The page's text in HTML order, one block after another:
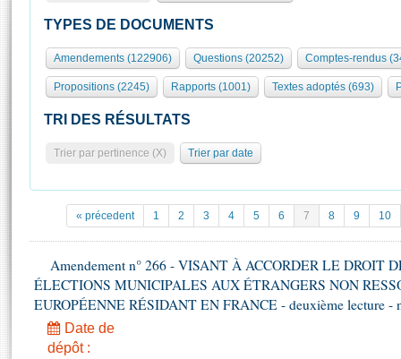
Présidence
577 députés
Groupes politiques
Séance publique
Commissions et autres organes
Europe et International
Pétitions
Projets de loi
Propositions de loi
Amendements
Textes adoptés
Rôle et pouvoirs de l'Assemblée
Organisation de l'Assemblée
Présidence Conférence des Présidents Bureau Collège des
Statistiques et chiffres clés
Documents de référence
( Constitution | Règlement de l'Assemblée ... )
Histoire
Juniors
Anciennes législatures
Visiter l'Assemblée
Visite virtuelle du palais Bourbon
Assister à une séance
La Bibliothèque
Contacts et plan d'accès
Photos libres de droit
TYPES DE DOCUMENTS
Amendements (122906) Questions (20252) Comptes-rendus
Propositions (2245) Rapports (1001) Textes adoptés (693)
TRI DES RÉSULTATS
Trier par pertinence (X) Trier par date
« précedent 1 2 3 4 5 6 7 8 9 10
Amendement n° 266 - VISANT À ACCORDER LE DROIT
ÉLECTIONS MUNICIPALES AUX ÉTRANGERS NON
EUROPÉENNE RÉSIDANT EN FRANCE - deuxième lecture -
Date de
dépôt :